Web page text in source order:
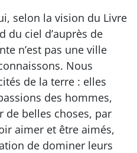
selon la vision du Livre
du ciel d’auprès de
n’est pas une ville
Nous
de la terre : elles
des hommes,
de belles choses, par
aimer et être aimés,
de dominer leurs